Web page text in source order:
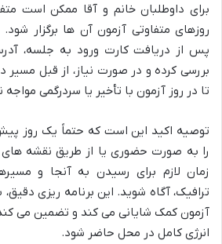
برای داوطلبان خانم و آقا ممکن است
روزهای متفاوتی آزمون آن ها برگزار شود.
پس از دریافت کارت ورود به جلسه،
بررسی کرده و در صورت نیاز، از قبل مسیر
تا در روز آزمون با تأخیر یا سردرگمی مواجه
توصیه اکید این است که حتماً یک روز پیش
را به صورت حضوری یا از طریق نقشه های
زمان لازم برای رسیدن به آنجا و
ترافیک، آگاه شوید. این برنامه ریزی
آزمون کمک شایانی می کند و تضمین می
انرژی کامل در محل حاضر شود.